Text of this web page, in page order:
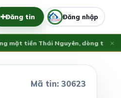
Đăng tin Đăng nhập
tiền Thái Nguyên, dòng tiền ổn ×
Mã tin: 30623